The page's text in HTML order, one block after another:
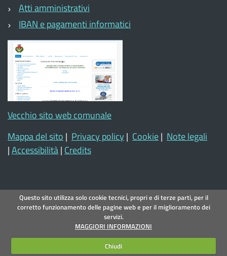
Atti amministrativi
IBAN e pagamenti informatici
Vecchio sito web comunale
Mappa del sito | Privacy policy | Cookie| Note legali
|Accessibilità| Credits
Questo sito utilizza solo cookie tecnici, propri e di terze parti, per il
corretto funzionamento delle pagine web e per il miglioramento dei
servizi.
MAGGIORI INFORMAZIONI
Chiudi